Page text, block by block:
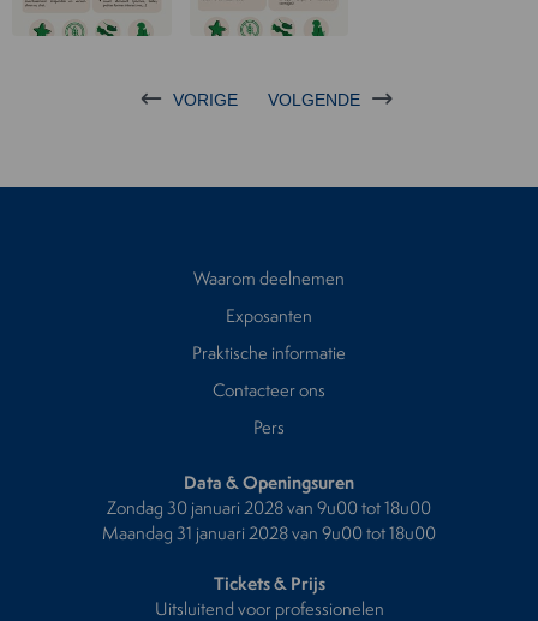
VORIGE VOLGENDE
Waarom deelnemen
Exposanten
Praktische informatie
Contacteer ons
Pers
Data & Openingsuren
Zondag 30 januari 2028 van 9u00 tot 18u00
Maandag 31 januari 2028 van 9u00 tot 18u00
Tickets & Prijs
Uitsluitend voor professionelen